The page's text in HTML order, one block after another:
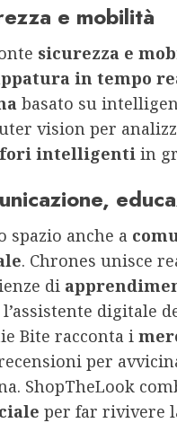
e mobilità
sicurezza e
in tempo
basato su
vision per
intelligenti in
spazio anche a
. Chrones unisce
di
l’assistente digitale
Bite racconta i
per
ShopTheLook
per far rivivere